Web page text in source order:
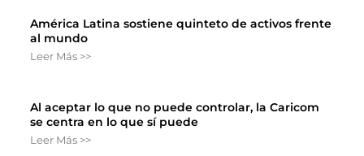
América Latina sostiene quinteto de activos frente
al mundo
Leer Más >>
Al aceptar lo que no puede controlar, la Caricom
se centra en lo que sí puede
Leer Más >>